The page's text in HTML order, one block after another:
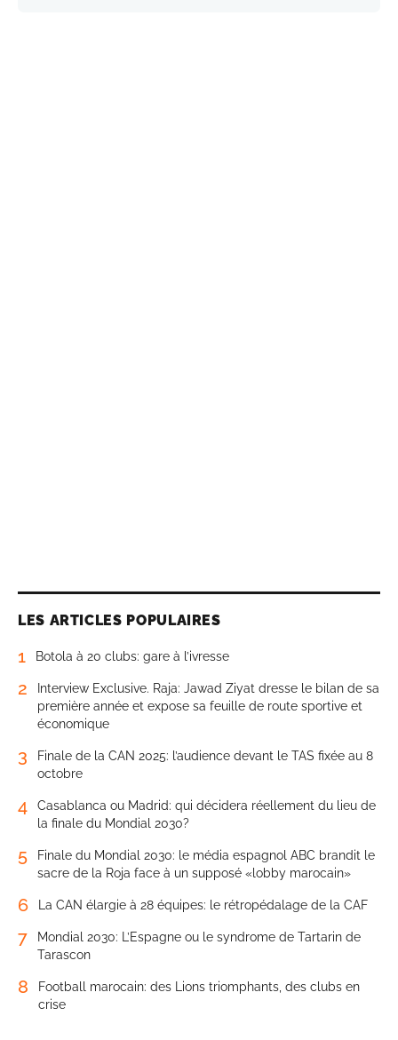
LES ARTICLES POPULAIRES
1 Botola à 20 clubs: gare à l’ivresse
2
Interview Exclusive. Raja: Jawad Ziyat dresse le bilan de sa
première année et expose sa feuille de route sportive et
économique
3
Finale de la CAN 2025: l’audience devant le TAS fixée au 8
octobre
4
Casablanca ou Madrid: qui décidera réellement du lieu de
la finale du Mondial 2030?
5
Finale du Mondial 2030: le média espagnol ABC brandit le
sacre de la Roja face à un supposé «lobby marocain»
6 La CAN élargie à 28 équipes: le rétropédalage de la CAF
7
Mondial 2030: L’Espagne ou le syndrome de Tartarin de
Tarascon
8
Football marocain: des Lions triomphants, des clubs en
crise